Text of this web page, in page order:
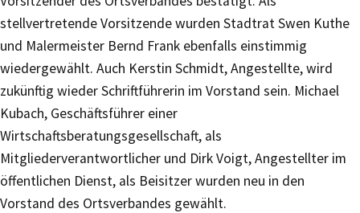
stellvertretende Vorsitzende wurden Stadtrat Swen Kuthe
und Malermeister Bernd Frank ebenfalls einstimmig
wiedergewählt. Auch Kerstin Schmidt, Angestellte, wird
zukünftig wieder Schriftführerin im Vorstand sein. Michael
Kubach, Geschäftsführer einer
Wirtschaftsberatungsgesellschaft, als
Mitgliederverantwortlicher und Dirk Voigt, Angestellter im
öffentlichen Dienst, als Beisitzer wurden neu in den
Vorstand des Ortsverbandes gewählt.